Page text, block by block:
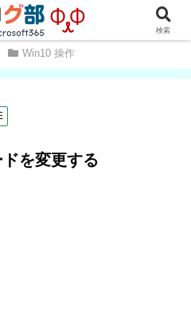
け★操作方法や便利な小技を学ぼう
Win10 操作
を変更する
検索